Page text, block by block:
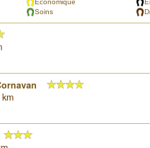
Economique
Soins